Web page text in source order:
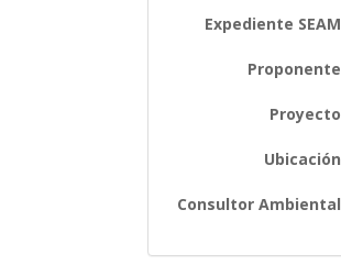
Expediente SEAM
Proponente
Proyecto
Ubicación
Consultor Ambiental